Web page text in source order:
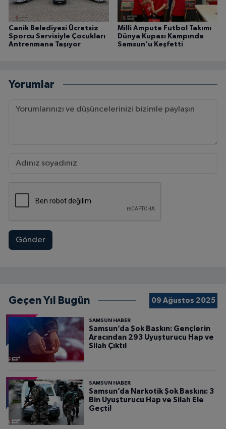
Canik Belediyesi Ücretsiz
Sporcu Servisiyle Çocukları
Antrenmana Taşıyor
Milli Ampute Futbol Takımı
Dünya Kupası Kampında
Samsun'u Keşfetti
Yorumlar
Gönder
Geçen Yıl Bugün 09 Ağustos 2025
SAMSUN HABER
Samsun’da Şok Baskın: Gençlerin
Aracından 293 Uyuşturucu Hap ve
Silah Çıktı!
SAMSUN HABER
Samsun’da Narkotik Şok Baskını: 3
Bin Uyuşturucu Hap ve Silah Ele
Geçti!